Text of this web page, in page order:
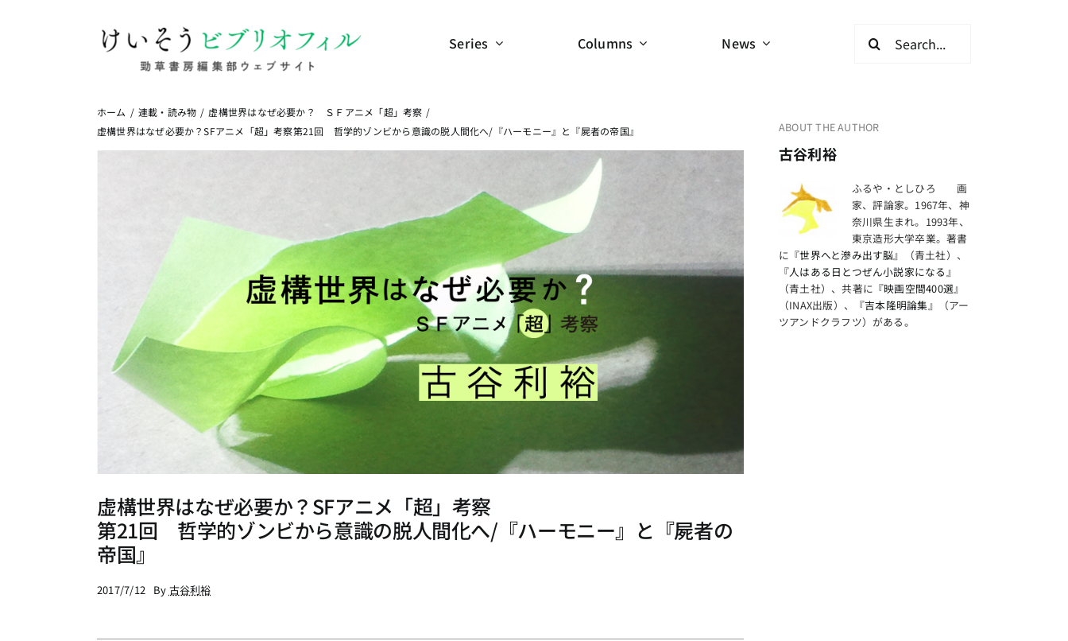
Series Columns News
ホーム 連載・読み物
虚構世界はなぜ必要か？ ＳＦアニメ「超」考察
虚構世界はなぜ必要か？SFアニメ「超」考察第21回 哲学的ゾンビから意識の脱人間化へ/『ハーモニー』と『屍者の帝国』
虚構世界はなぜ必要か？SFアニメ「超」考察
第21回 哲学的ゾンビから意識の脱人間化へ/『ハーモニー』と『屍者の
帝国』
ABOUT THE AUTHOR
古谷利裕
ふるや・としひろ 画
家、評論家。1967年、神
奈川県生まれ。1993年、
東京造形大学卒業。著書
に 『世界へと滲み出す脳』
（青土社）、
『人はある日とつぜん小説家になる』
（青土社）、共著に 『映画空間400選』
（INAX出版）、
『吉本隆明論集』
（アー
ツアンドクラフツ）がある。
2017/7/12 By 古谷利裕